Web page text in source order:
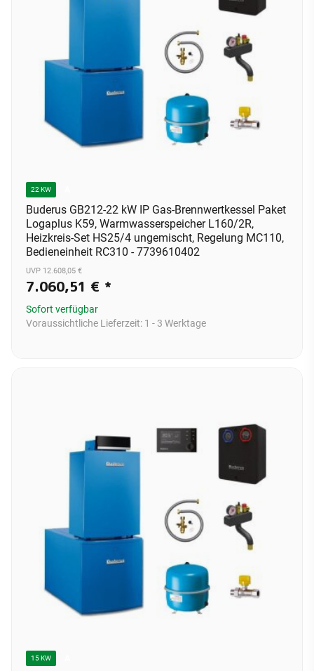
22 KW
Buderus GB212-22 kW IP Gas-Brennwertkessel Paket
Logaplus K59, Warmwasserspeicher L160/2R,
Heizkreis-Set HS25/4 ungemischt, Regelung MC110,
Bedieneinheit RC310 - 7739610402
UVP 12.608,05 €
7.060,51 € *
Sofort verfügbar
Voraussichtliche Lieferzeit: 1 - 3 Werktage
15 KW